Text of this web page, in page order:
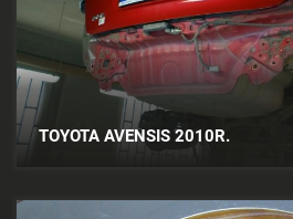
TOYOTA AVENSIS 2010R.